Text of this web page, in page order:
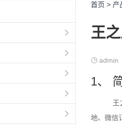
首页 > 产
王
admin
1、
王之王
地、微信